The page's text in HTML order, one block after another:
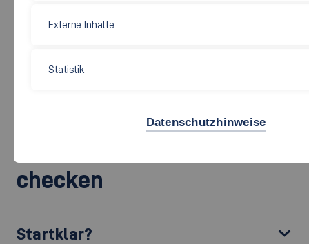
erstes, ob es für den gewählten Studiengang spezielle
checken
Startklar?
Externe Inhalte
Statistik
Datenschutzhinweise